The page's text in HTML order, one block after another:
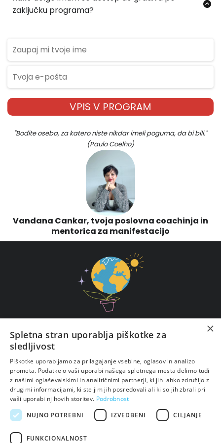
vztrajna in si dovoliš celoten proces.
celotno kupnino.
zaključku programa?
VPIS V PROGRAM
"Bodite oseba, za katero niste nikdar imeli poguma, da bi bili."
(Paulo Coelho)
Vandana Cankar, tvoja poslovna coachinja in
mentorica za manifestacijo
ZAVOD PARAS
VRTAČA 2, 1000 LJUBLJANA
DŠ: 23446862
E-pošta: info@vandana.si
×
Spletna stran uporablja piškotke za
sledljivost
Piškotke uporabljamo za prilagajanje vsebine, oglasov in analizo
prometa. Podatke o vaši uporabi našega spletnega mesta delimo tudi
z našimi oglaševalskimi in analitičnimi partnerji, ki jih lahko združijo z
drugimi informacijami, ki ste jim jih posredovali ali ki so jih zbrali pri
vaši uporabi njihovih storitev. Podrobnosti
NUJNO POTREBNI
IZVEDBENI CILJANJE
FUNKCIONALNOST